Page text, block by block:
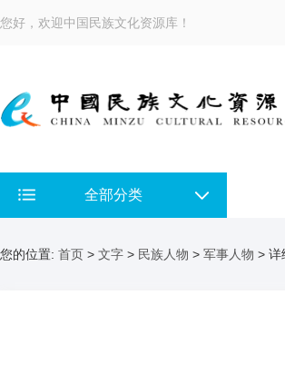
您好，欢迎中国民族文化资源库！
全部分类
您的位置: 首页 > 文字 > 民族人物 > 军事人物 > 详